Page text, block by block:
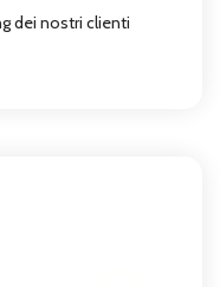
dei nostri clienti